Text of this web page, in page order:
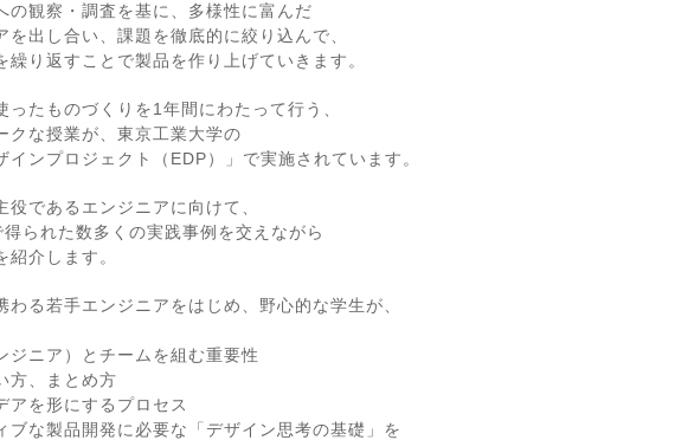
の観察・調査を基に、多様性に富んだ
を出し合い、課題を徹底的に絞り込んで、
繰り返すことで製品を作り上げていきます。
ったものづくりを1年間にわたって行う、
クな授業が、東京工業大学の
インプロジェクト（EDP）」で実施されています。
であるエンジニアに向けて、
られた数多くの実践事例を交えながら
介します。
わる若手エンジニアをはじめ、野心的な学生が、
ニア）とチームを組む重要性
方、まとめ方
を形にするプロセス
ブな製品開発に必要な「デザイン思考の基礎」を